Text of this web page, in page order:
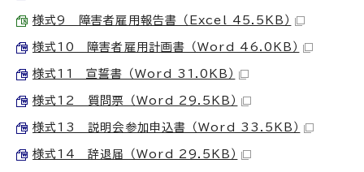
様式9 障害者雇用報告書 （Excel 45.5KB）
様式10 障害者雇用計画書 （Word 46.0KB）
様式11 宣誓書 （Word 31.0KB）
様式12 質問票 （Word 29.5KB）
様式13 説明会参加申込書 （Word 33.5KB）
様式14 辞退届 （Word 29.5KB）